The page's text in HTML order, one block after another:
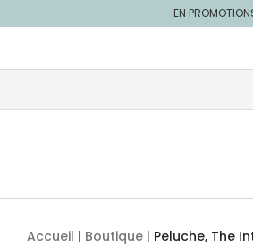
EN PROMOTION
Accueil | Boutique| Peluche, The